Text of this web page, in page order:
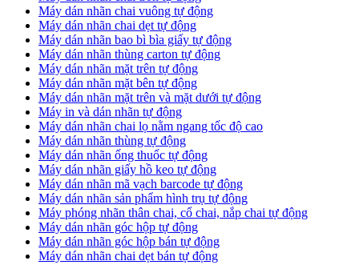
​Máy dán nhãn chai vuông tự động
​Máy dán nhãn chai dẹt tự động
​Máy dán nhãn bao bì bìa giấy tự động
Máy dán nhãn thùng carton tự động
​Máy dán nhãn mặt trên tự động
​Máy dán nhãn mặt bên tự động
​Máy dán nhãn mặt trên và mặt dưới tự động
Máy in và dán nhãn tự động
Máy dán nhãn chai lọ nằm ngang tốc độ cao
​Máy dán nhãn thùng tự động
Máy dán nhãn ống thuốc tự động
​Máy dán nhãn giấy hồ keo tự động
​Máy dán nhãn mã vạch barcode tự động
​Máy dán nhãn sản phẩm hình trụ tự động
Máy phóng nhãn thân chai, cổ chai, nắp chai tự động
​Máy dán nhãn góc hộp tự động
Máy dán nhãn góc hộp bán tự động
​Máy dán nhãn chai dẹt bán tự động